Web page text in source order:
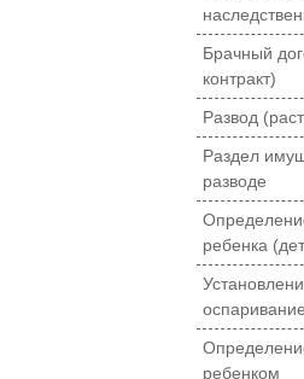
Брачный
контракт)
Развод
Раздел
разводе
ребенка
ребенком